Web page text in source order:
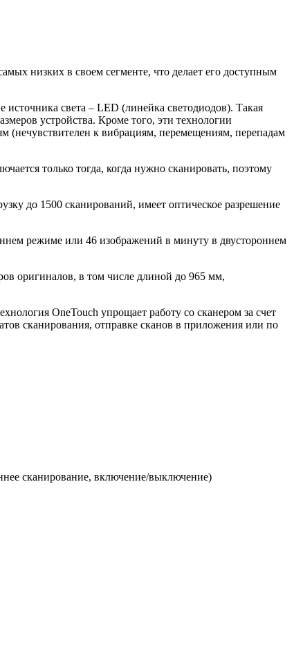
низких в своем сегменте, что делает его доступным
источника света – LED (линейка светодиодов). Такая
устройства. Кроме того, эти технологии
(нечувствителен к вибрациям, перемещениям, перепадам
только тогда, когда нужно сканировать, поэтому
до 1500 сканирований, имеет оптическое разрешение
режиме или 46 изображений в минуту в двустороннем
оригиналов, в том числе длиной до 965 мм,
OneTouch упрощает работу со сканером за счет
сканирования, отправке сканов в приложения или по
сканирование, включение/выключение)